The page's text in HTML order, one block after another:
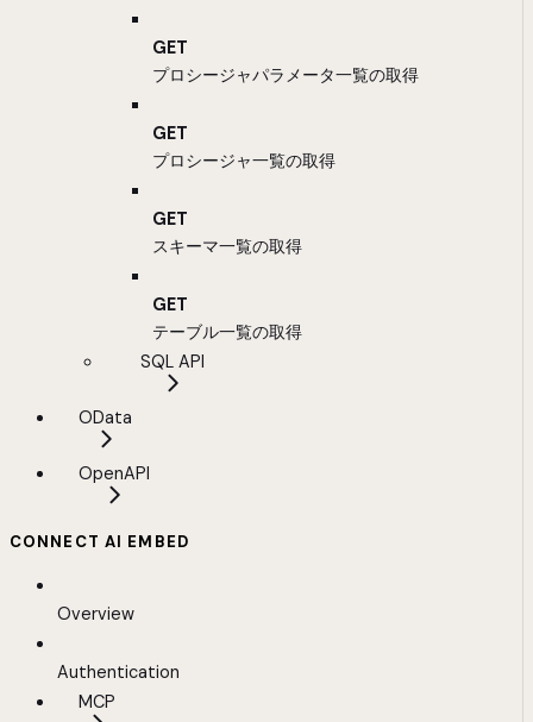
GET
プロシージャパラメータ一覧の取得
GET
プロシージャ一覧の取得
GET
スキーマ一覧の取得
GET
テーブル一覧の取得
SQL API
OData
OpenAPI
CONNECT AI EMBED
Overview
Authentication
MCP